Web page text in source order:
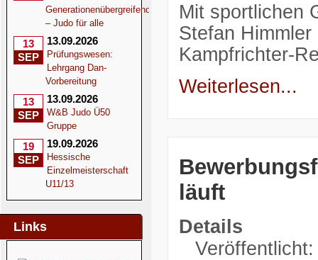
Generationenübergreifend
– Judo für alle
13
SEP
13.09.2026
Prüfungswesen:
Lehrgang Dan-
Vorbereitung
13
SEP
13.09.2026
W&B Judo Ü50
Gruppe
19
SEP
19.09.2026
Hessische
Einzelmeisterschaft
U11/13
Links
Mit sportlichen
Stefan Himmler
Kampfrichter-
Weiterlesen...
läuft
Details